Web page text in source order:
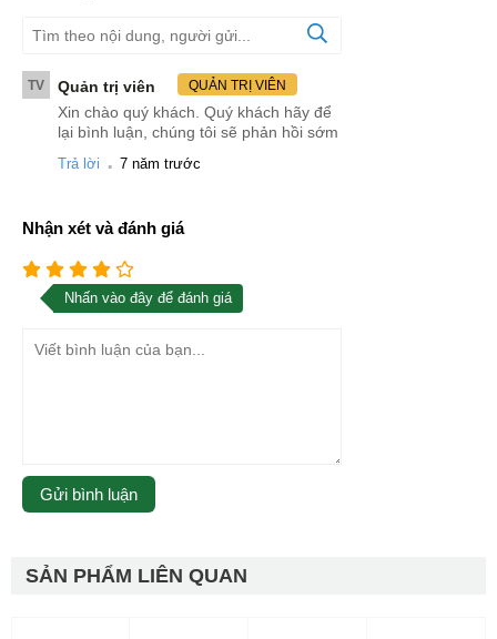
TV Quản trị viên QUẢN TRỊ VIÊN
Xin chào quý khách. Quý khách hãy để
lại bình luận, chúng tôi sẽ phản hồi sớm
Trả lời . 7 năm trước
Nhận xét và đánh giá
Nhấn vào đây để đánh giá
SẢN PHẨM LIÊN QUAN